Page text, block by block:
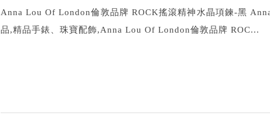
Anna Lou Of London倫敦品牌 ROCK搖滾精神水晶項鍊-黑
品,精品手錶、珠寶配飾,Anna Lou Of London倫敦品牌 ROC...